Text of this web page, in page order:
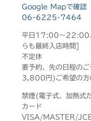
Google Mapで確認
06-6225-7464
平日17:00～22:00
らも最終入店時間]
不定休
要予約、先の日程の
3,800円)ご希望の方
禁煙(電子式、加熱式
カード
VISA/MASTER/